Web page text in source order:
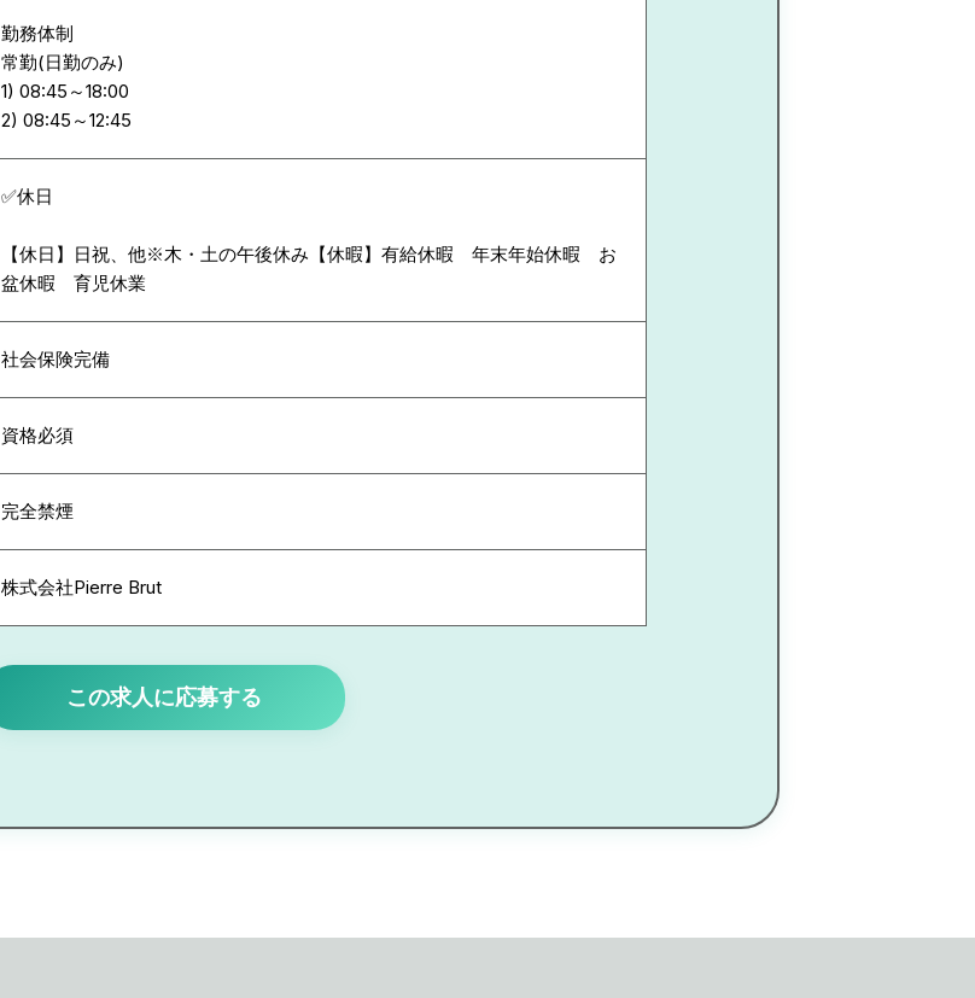
勤務体制
常勤(日勤のみ)
1) 08:45～18:00
✅休日
【休日】日祝、他※木・土の午後休み【休暇】有給休暇 年末年始休暇 お
盆休暇 育児休業
社会保険完備
資格必須
完全禁煙
株式会社Pierre Brut
この求人に応募する